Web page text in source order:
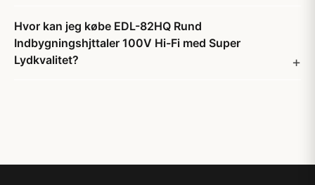
Hvor kan jeg købe EDL-82HQ Rund
Indbygningshjttaler 100V Hi-Fi med Super
Lydkvalitet?